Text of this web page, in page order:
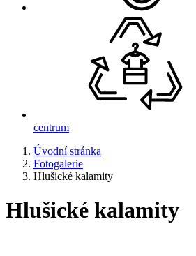
centrum
Úvodní stránka
Fotogalerie
Hlušické kalamity
Hlušické kalamity